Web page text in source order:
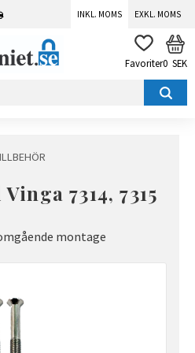
INKL. MOMS EXKL. MOMS
FAVORITER
0 SEK
7314, 7315
montage